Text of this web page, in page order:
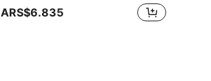
ARS$6.835